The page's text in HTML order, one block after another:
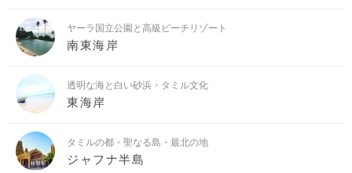
ヤーラ国立公園と高級ビーチリゾート
南東海岸
透明な海と白い砂浜・タミル文化
東海岸
タミルの都・聖なる島・最北の地
ジャフナ半島